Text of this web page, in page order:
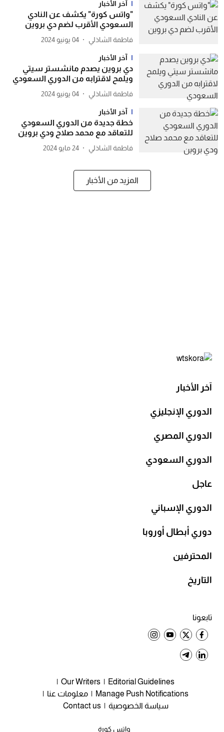
آخر الأخبار
"واتس كورة" يكشف عن النادي
السعودي الأقرب لضم دي بروين
فاطمة الشاذلي 04 يونيو 2024
آخر الأخبار
دي بروين يصدم مانشستر سيتي
ويلمح لاقترابه من الدوري السعودي
فاطمة الشاذلي 04 يونيو 2024
آخر الأخبار
خطة جديدة من الدوري السعودي
للتعاقد مع محمد صلاح ودي بروين
فاطمة الشاذلي 24 مايو 2024
المزيد من الأخبار
تابعونا
آخر الأخبار
الدوري الإنجليزي
الدوري المصري
الدوري السعودي
عاجل
الدوري الإسباني
دوري أبطال أوروبا
المحترفين
التاريخ
Editorial Guidelines
Our Writers
Manage Push Notifications
معلومات عنا
سياسة الخصوصية
Contact us
واتس كورة